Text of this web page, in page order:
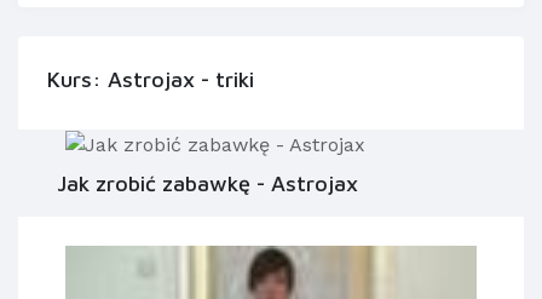
Kurs: Astrojax - triki
Jak zrobić zabawkę - Astrojax